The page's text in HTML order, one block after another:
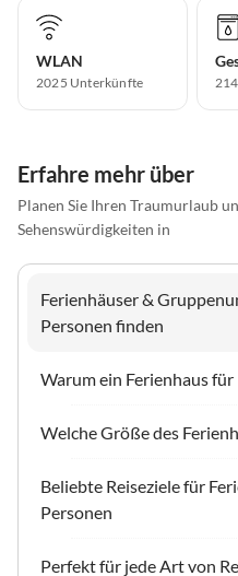
WLAN
2025 Unterkünfte
Erfahre mehr über
Planen Sie Ihren Traumurlaub
Sehenswürdigkeiten in
Ferienhäuser &
Personen finden
Warum ein Ferienhaus
Welche Größe des
Beliebte Reiseziele für
Personen
Perfekt für jede Art von